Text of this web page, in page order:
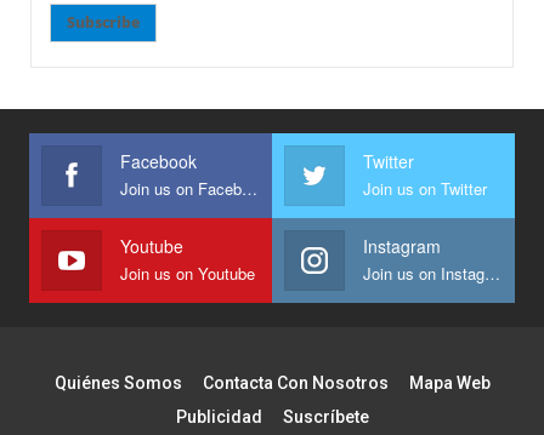
Subscribe
Facebook
Join us on Facebook
Twitter
Join us on Twitter
Youtube
Join us on Youtube
Instagram
Join us on Instagram
Quiénes Somos Contacta Con Nosotros
Mapa Web
Publicidad
Suscríbete